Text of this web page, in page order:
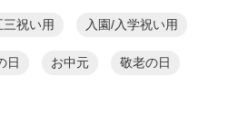
三祝い用 入園/入学祝い用
日 お中元 敬老の日